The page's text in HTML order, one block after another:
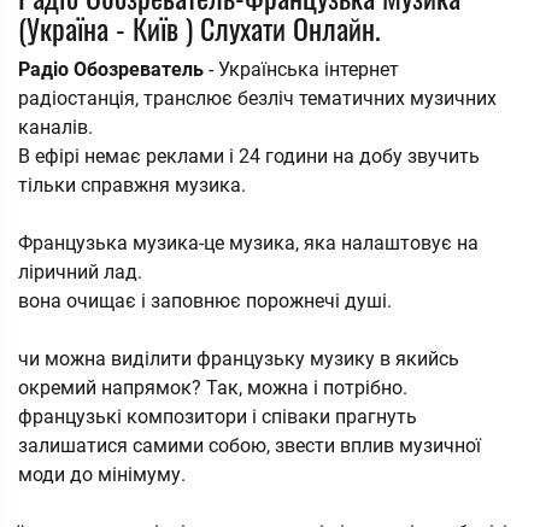
(Україна - Київ ) Слухати Онлайн.
Радіо Обозреватель - Українська інтернет
радіостанція, транслює безліч тематичних музичних
каналів.
В ефірі немає реклами і 24 години на добу звучить
тільки справжня музика.
Французька музика-це музика, яка налаштовує на
ліричний лад.
вона очищає і заповнює порожнечі душі.
чи можна виділити французьку музику в якийсь
окремий напрямок? Так, можна і потрібно.
французькі композитори і співаки прагнуть
залишатися самими собою, звести вплив музичної
моди до мінімуму.